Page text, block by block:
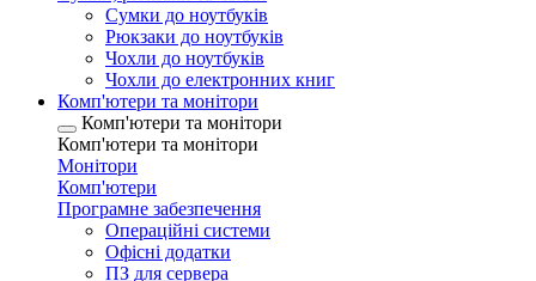
Сумки до ноутбуків
Рюкзаки до ноутбуків
Чохли до ноутбуків
Чохли до електронних книг
Комп'ютери та монітори
Комп'ютери та монітори
Комп'ютери та монітори
Монітори
Комп'ютери
Програмне забезпечення
Операційні системи
Офісні додатки
ПЗ для сервера